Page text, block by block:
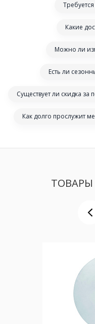
Какие
Можно ли
Есть ли
Существует ли скидка за
Как долго прослужит